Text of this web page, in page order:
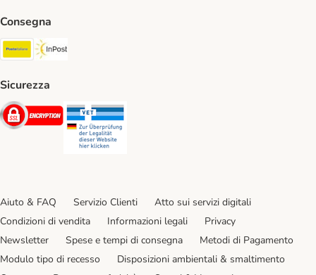
Consegna
Poste Italiane. Shipping Method
Sicurezza
Security
Aiuto & FAQ Servizio Clienti
Atto sui servizi digitali
Condizioni di vendita
Informazioni legali
Privacy
Newsletter
Spese e tempi di consegna
Metodi di Pagamento
Modulo tipo di recesso
Disposizioni ambientali & smaltimento